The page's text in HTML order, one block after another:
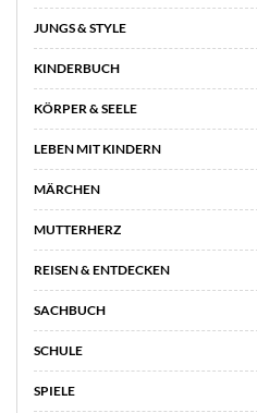
JUNGS & STYLE
KINDERBUCH
KÖRPER & SEELE
LEBEN MIT KINDERN
MÄRCHEN
MUTTERHERZ
REISEN & ENTDECKEN
SACHBUCH
SCHULE
SPIELE